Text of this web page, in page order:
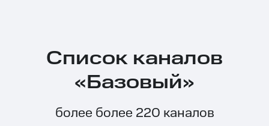
Список каналов
«Базовый»
более более 220 каналов